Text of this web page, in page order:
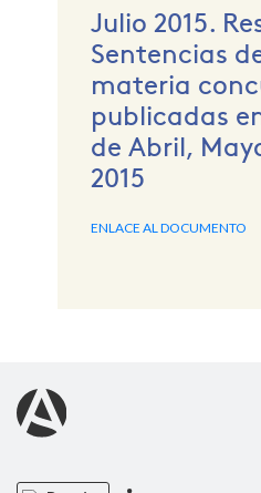
Julio 2015.
Sentencias
materia
publicadas
de Abril,
2015
ENLACE AL DOCUMENTO